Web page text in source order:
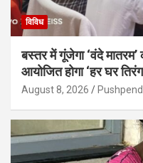
विविध
बस्तर में गूंजेगा ‘वंदे
आयोजित होगा ‘हर घर
August 8, 2026